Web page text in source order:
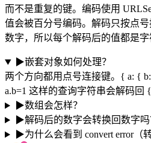
而不是重复的键。编码使用
值会被百分号编码。解码只按点
数字，所以每个解码后的值都是字
▶嵌套对象如何处理？
两个方向都用点号连接键。{ a: {
a.b=1 这样的查询字符串会解码回
▶数组会怎样？
▶解码后的数字会转换回数字吗
▶为什么会看到 convert error（